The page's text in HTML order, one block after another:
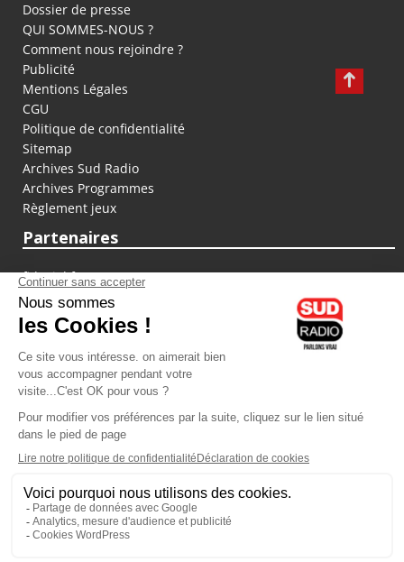
Dossier de presse
QUI SOMMES-NOUS ?
Comment nous rejoindre ?
Publicité
Mentions Légales
CGU
Politique de confidentialité
Sitemap
Archives Sud Radio
Archives Programmes
Règlement jeux
Partenaires
fiducial.fr
lyoncapitale.fr
olympique-et-lyonnais.com
L'application Iphone / Android
Téléchargez l'application
Les cookies
Gestion des cookies
Crédit photos : ©Sud Radio / Pierre Olivier